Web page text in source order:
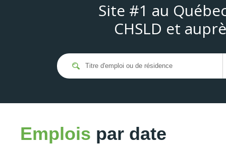
Site #1 au
CHSLD et
Emplois par date